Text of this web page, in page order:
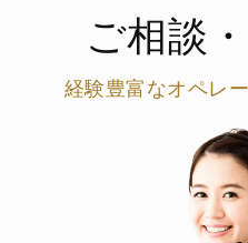
ご相談
経験豊富なオペレ